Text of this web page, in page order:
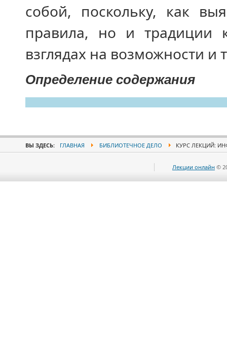
собой, поскольку, как
правила, но и традиции
взглядах на возможности и
Определение содержания
ВЫ ЗДЕСЬ: ГЛАВНАЯ БИБЛИОТЕЧНОЕ ДЕЛО КУРС ЛЕКЦИЙ:
Лекции онлайн ©